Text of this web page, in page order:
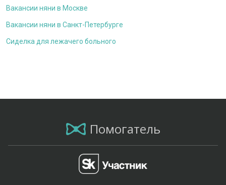
Вакансии няни в Москве
Вакансии няни в Санкт-Петербурге
Сиделка для лежачего больного
Помогатель